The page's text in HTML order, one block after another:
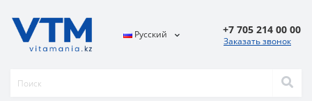
Русский +7 705 214 00 00
Заказать звонок